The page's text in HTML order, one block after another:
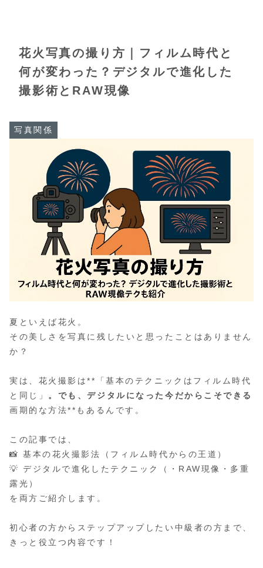
花火写真の撮り方｜フィルム時代と
何が変わった？デジタルで進化した
撮影術とRAW現像
写真関係
夏といえば花火。
その美しさを写真に残したいと思ったことはありません
か？
実は、花火撮影は**「基本のテクニックはフィルム時代
と同じ」 。でも、デジタルになった今だからこそできる
画期的な方法**もあるんです。
この記事では、
📸 基本の花火撮影法（フィルム時代からの王道）
💡 デジタルで進化したテクニック（・RAW現像・多重
露光）
を両方ご紹介します。
初心者の方からステップアップしたい中級者の方まで、
きっと役立つ内容です！